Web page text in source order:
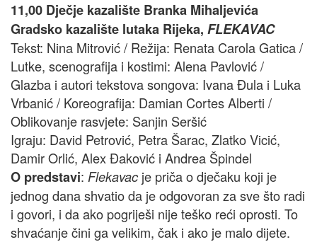
11,00 Dječje kazalište Branka Mihaljevića
Gradsko kazalište lutaka Rijeka, FLEKAVAC
Tekst: Nina Mitrović / Režija: Renata Carola Gatica /
Lutke, scenografija i kostimi: Alena Pavlović /
Glazba i autori tekstova songova: Ivana Đula i Luka
Vrbanić / Koreografija: Damian Cortes Alberti /
Oblikovanje rasvjete: Sanjin Seršić
Igraju: David Petrović, Petra Šarac, Zlatko Vicić,
Damir Orlić, Alex Đaković i Andrea Špindel
O predstavi: Flekavac je priča o dječaku koji je
jednog dana shvatio da je odgovoran za sve što radi
i govori, i da ako pogriješi nije teško reći oprosti. To
shvaćanje čini ga velikim, čak i ako je malo dijete.